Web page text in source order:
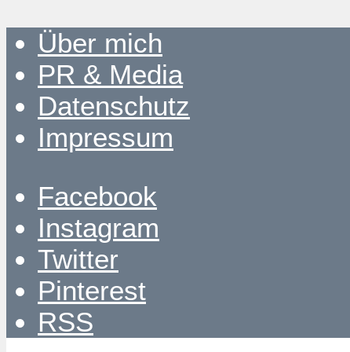
Über mich
PR & Media
Datenschutz
Impressum
Facebook
Instagram
Twitter
Pinterest
RSS